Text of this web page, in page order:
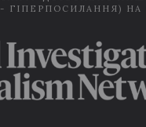
НА